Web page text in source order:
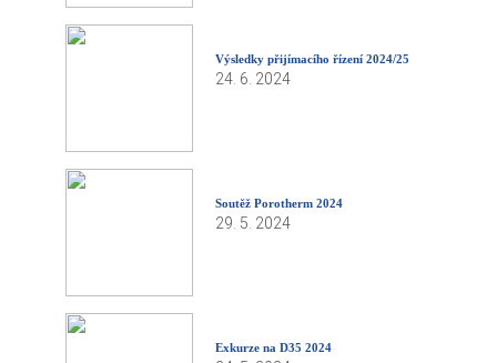
Výsledky přijímacího řízení 2024/25
24. 6. 2024
Soutěž Porotherm 2024
29. 5. 2024
Exkurze na D35 2024